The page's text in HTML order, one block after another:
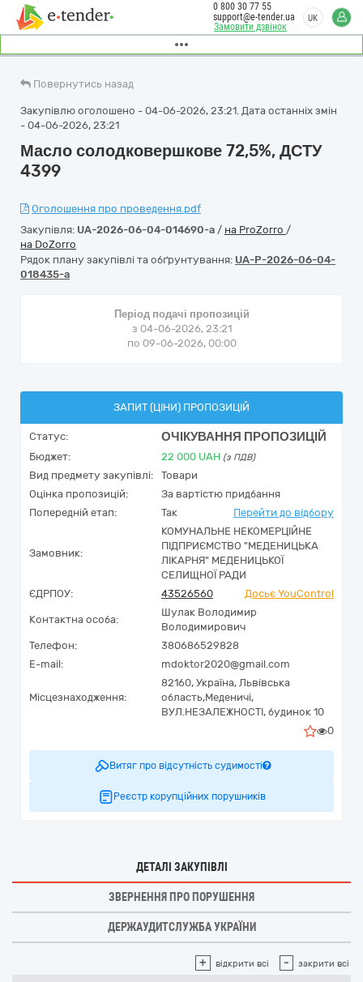
Замовити дзвінок
0 800 30 77 55
support@e-tender.ua
UK
Повернутись назад
Закупівлю оголошено - 04-06-2026, 23:21. Дата останніх змін
- 04-06-2026, 23:21
Масло солодковершкове 72,5%, ДСТУ
4399
Оголошення про проведення.pdf
Закупівля: UA-2026-06-04-014690-a / на ProZorro /
на DoZorro
Рядок плану закупівлі та обґрунтування: UA-P-2026-06-04-
018435-a
Період подачі пропозицій
з 04-06-2026, 23:21
по 09-06-2026, 00:00
ЗАПИТ (ЦІНИ) ПРОПОЗИЦІЙ
Статус: ОЧІКУВАННЯ ПРОПОЗИЦІЙ
Бюджет: 22 000 UAH (з ПДВ)
Вид предмету закупівлі:
Товари
Оцінка пропозицій:
За вартістю придбання
Попередній етап:
Так Перейти до відбору
Замовник:
КОМУНАЛЬНЕ НЕКОМЕРЦІЙНЕ
ПІДПРИЄМСТВО "МЕДЕНИЦЬКА
ЛІКАРНЯ" МЕДЕНИЦЬКОЇ
СЕЛИЩНОЇ РАДИ
ЄДРПОУ:
43526560 Досьє YouControl
Контактна особа:
Шулак Володимир
Володимирович
Телефон:
380686529828
E-mail:
mdoktor2020@gmail.com
Місцезнаходження:
82160, Україна, Львівська
область,Меденичі,
ВУЛ.НЕЗАЛЕЖНОСТІ, будинок 10
0
Витяг про відсутність судимості
Реєстр корупційних порушників
ДЕТАЛІ ЗАКУПІВЛІ
ЗВЕРНЕННЯ ПРО ПОРУШЕННЯ
ДЕРЖАУДИТСЛУЖБА УКРАЇНИ
+ відкрити всі - закрити всі